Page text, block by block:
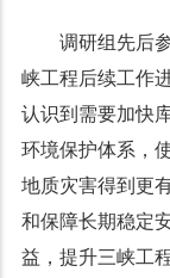
调研组先后
峡工程后续工作
认识到需要加快
环境保护体系，
地质灾害得到更
和保障长期稳定
益，提升三峡工